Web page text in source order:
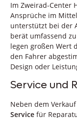
Im Zweirad-Center
Ansprüche im
unterstützt bei der
berät umfassend
legen großen Wert
den Fahrer
Design oder
Service und
Neben dem
Service für